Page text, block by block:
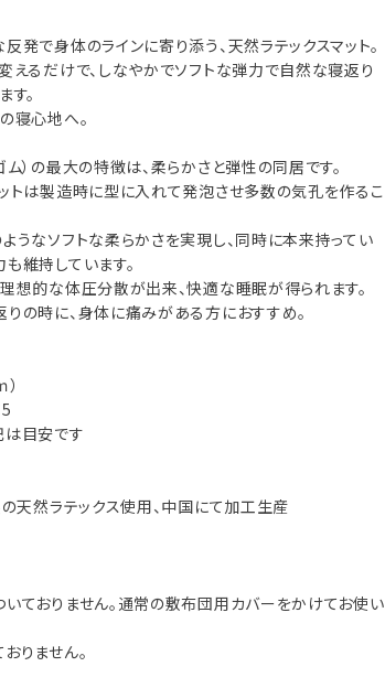
発で身体のラインに寄り添う、天然ラテックスマット。
えるだけで、しなやかでソフトな弾力で自然な寝返り
す。
寝心地へ。
ム）の最大の特徴は、柔らかさと弾性の同居です。
トは製造時に型に入れて発泡させ多数の気孔を作るこ
うなソフトな柔らかさを実現し、同時に本来持ってい
維持しています。
想的な体圧分散が出来、快適な睡眠が得られます。
の時に、身体に痛みがある方におすすめ。
目安です
天然ラテックス使用、中国にて加工生産
ておりません。通常の敷布団用カバーをかけてお使い
りません。